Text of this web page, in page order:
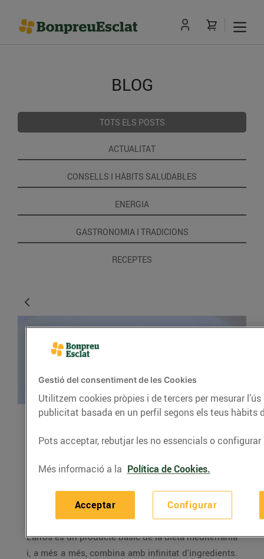
BLOG
TOTS ELS POSTS
ACTUALITAT
CONSELLS I HÀBITS SALUDABLES
ENERGIA
GASTRONOMIA I TRADICIONS
RECEPTES
RECEPTES
Arròs de gambes i
botifarra negra
27/de juliol/2016
L'arròs és un producte bàsic de la dieta mediterrània
i, a més a més, combina amb infinitat d'ingredients.
Gestió del consentiment de les Cookies
Utilitzem cookies pròpies i de tercers per mesurar
publicitat basada en un perfil segons els teus hàbits
Pots acceptar, rebutjar les no essencials o configurar
Més informació a la Política de Cookies.
Configurar
Acceptar